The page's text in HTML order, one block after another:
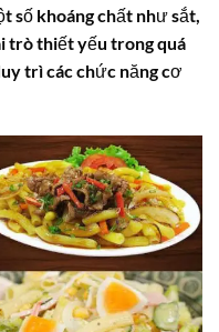
số khoáng chất như sắt,
trò thiết yếu trong quá
trì các chức năng cơ